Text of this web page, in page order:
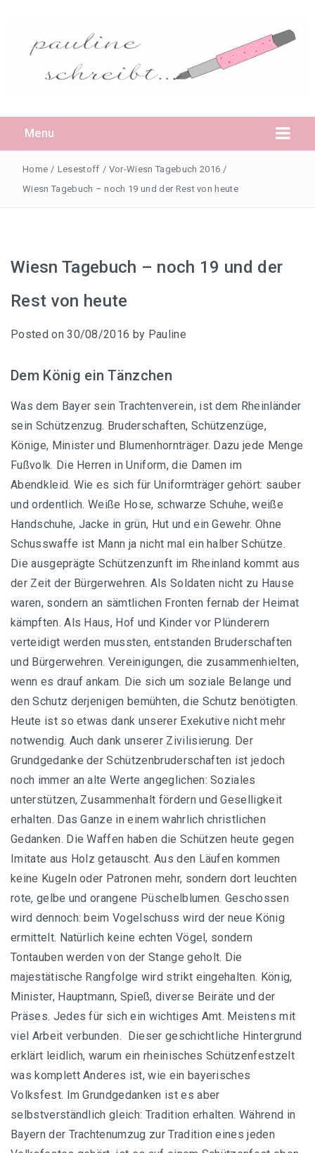
Menu
Home / Lesestoff / Vor-Wiesn Tagebuch 2016 /
Wiesn Tagebuch – noch 19 und der Rest von heute
Wiesn Tagebuch – noch 19 und der
Rest von heute
Posted on30/08/2016 by Pauline
Dem König ein Tänzchen
Was dem Bayer sein Trachtenverein, ist dem Rheinländer
sein Schützenzug. Bruderschaften, Schützenzüge,
Könige, Minister und Blumenhornträger. Dazu jede Menge
Fußvolk. Die Herren in Uniform, die Damen im
Abendkleid. Wie es sich für Uniformträger gehört: sauber
und ordentlich. Weiße Hose, schwarze Schuhe, weiße
Handschuhe, Jacke in grün, Hut und ein Gewehr. Ohne
Schusswaffe ist Mann ja nicht mal ein halber Schütze.
Die ausgeprägte Schützenzunft im Rheinland kommt aus
der Zeit der Bürgerwehren. Als Soldaten nicht zu Hause
waren, sondern an sämtlichen Fronten fernab der Heimat
kämpften. Als Haus, Hof und Kinder vor Plünderern
verteidigt werden mussten, entstanden Bruderschaften
und Bürgerwehren. Vereinigungen, die zusammenhielten,
wenn es drauf ankam. Die sich um soziale Belange und
den Schutz derjenigen bemühten, die Schutz benötigten.
Heute ist so etwas dank unserer Exekutive nicht mehr
notwendig. Auch dank unserer Zivilisierung. Der
Grundgedanke der Schützenbruderschaften ist jedoch
noch immer an alte Werte angeglichen: Soziales
unterstützen, Zusammenhalt fördern und Geselligkeit
erhalten. Das Ganze in einem wahrlich christlichen
Gedanken. Die Waffen haben die Schützen heute gegen
Imitate aus Holz getauscht. Aus den Läufen kommen
keine Kugeln oder Patronen mehr, sondern dort leuchten
rote, gelbe und orangene Püschelblumen. Geschossen
wird dennoch: beim Vogelschuss wird der neue König
ermittelt. Natürlich keine echten Vögel, sondern
Tontauben werden von der Stange geholt. Die
majestätische Rangfolge wird strikt eingehalten. König,
Minister, Hauptmann, Spieß, diverse Beiräte und der
Präses. Jedes für sich ein wichtiges Amt. Meistens mit
viel Arbeit verbunden. Dieser geschichtliche Hintergrund
erklärt leidlich, warum ein rheinisches Schützenfestzelt
was komplett Anderes ist, wie ein bayerisches
Volksfest. Im Grundgedanken ist es aber
selbstverständlich gleich: Tradition erhalten. Während in
Bayern der Trachtenumzug zur Tradition eines jeden